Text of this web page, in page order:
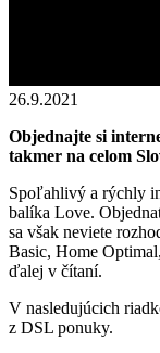
26.9.2021
Objednajte si
takmer na celom
Spoľahlivý a rýchly
balíka Love.
sa však neviete
Basic, Home
ďalej v čítaní.
V nasledujúcich
z DSL ponuky.